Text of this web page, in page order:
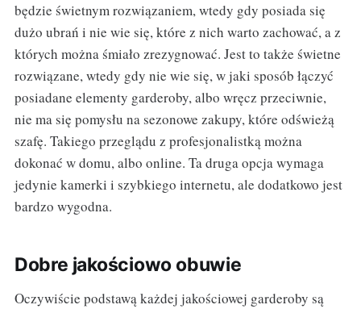
będzie świetnym rozwiązaniem, wtedy gdy posiada się
dużo ubrań i nie wie się, które z nich warto zachować, a z
których można śmiało zrezygnować. Jest to także świetne
rozwiązane, wtedy gdy nie wie się, w jaki sposób łączyć
posiadane elementy garderoby, albo wręcz przeciwnie,
nie ma się pomysłu na sezonowe zakupy, które odświeżą
szafę. Takiego przeglądu z profesjonalistką można
dokonać w domu, albo online. Ta druga opcja wymaga
jedynie kamerki i szybkiego internetu, ale dodatkowo jest
bardzo wygodna.
Dobre jakościowo obuwie
Oczywiście podstawą każdej jakościowej garderoby są